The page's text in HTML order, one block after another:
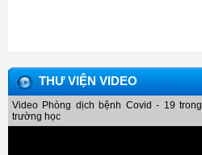
THƯ VIỆN VIDEO
Video Phòng dịch bệnh Covid - 19 trong
trường học